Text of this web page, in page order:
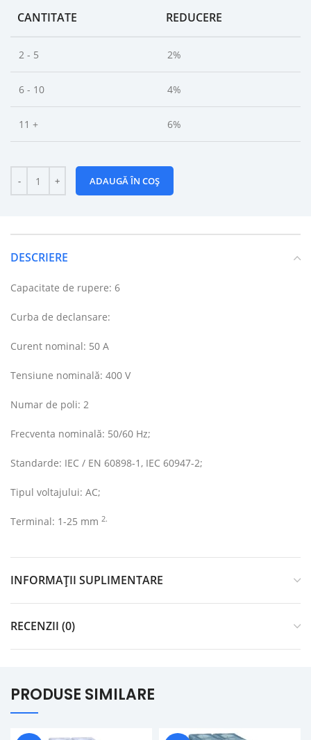
CANTITATE REDUCERE
2 - 5 2%
6 - 10 4%
11 + 6%
ADAUGĂ ÎN COȘ
DESCRIERE
Capacitate de rupere: 6
Curba de declansare:
Curent nominal: 50 A
Tensiune nominală: 400 V
Numar de poli: 2
Frecventa nominală: 50/60 Hz;
Standarde: IEC / EN 60898-1, IEC 60947-2;
Tipul voltajului: AC;
Terminal: 1-25 mm 2.
INFORMAȚII SUPLIMENTARE
RECENZII (0)
PRODUSE SIMILARE